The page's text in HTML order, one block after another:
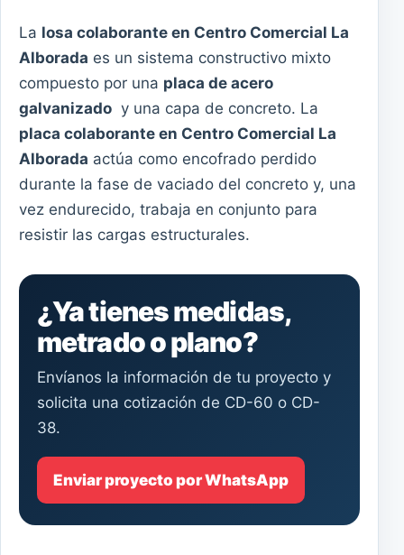
La losa colaborante en Centro Comercial La
Alborada es un sistema constructivo mixto
compuesto por una placa de acero
galvanizado y una capa de concreto. La
placa colaborante en Centro Comercial La
Alborada actúa como encofrado perdido
durante la fase de vaciado del concreto y, una
vez endurecido, trabaja en conjunto para
resistir las cargas estructurales.
¿Ya tienes medidas,
metrado o plano?
Envíanos la información de tu proyecto y
solicita una cotización de CD-60 o CD-
38.
Enviar proyecto por WhatsApp